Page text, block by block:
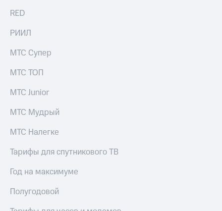
акционерам
ПАО
Собрания
Личный
кабинет
Акционерный
Контроль
аудит
акций
RED
РИИЛ
МТС Супер
МТС ТОП
МТС Junior
МТС Мудрый
МТС Налегке
Тарифы для спутникового ТВ
Год на максимуме
Полугодовой